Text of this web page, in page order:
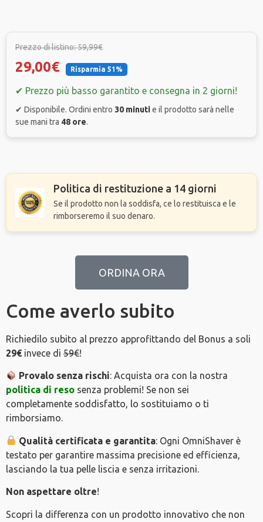
Prezzo di listino: 59,99€
29,00€ Risparmia 51%
✔ Prezzo più basso garantito e consegna in 2 giorni!
✔ Disponibile. Ordini entro 30 minutie il prodotto sarà nelle
sue mani tra 48 ore.
Politica di restituzione a 14 giorni
Se il prodotto non la soddisfa, ce lo restituisca e le
rimborseremo il suo denaro.
ORDINA ORA
Come averlo subito
Richiedilo subito al prezzo approfittando del Bonus a soli
29€ invece di 59€!
Provalo senza rischi: Acquista ora con la nostra
politica di reso senza problemi! Se non sei
completamente soddisfatto, lo sostituiamo o ti
rimborsiamo.
Qualità certificata e garantita: Ogni OmniShaver è
testato per garantire massima precisione ed efficienza,
lasciando la tua pelle liscia e senza irritazioni.
Non aspettare oltre!
Scopri la differenza con un prodotto innovativo che non